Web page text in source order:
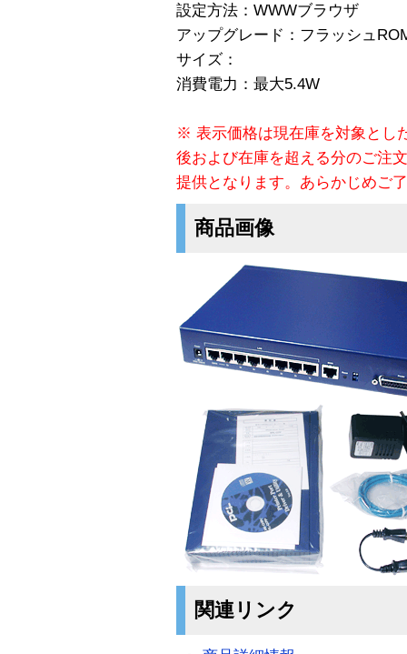
設定方法：WWWブラウザ
アップグレード：フラッシュ
サイズ：
消費電力：最大5.4W
※ 表示価格は現在庫を対象とし
後および在庫を超える分のご注
提供となります。あらかじめご
商品画像
関連リンク